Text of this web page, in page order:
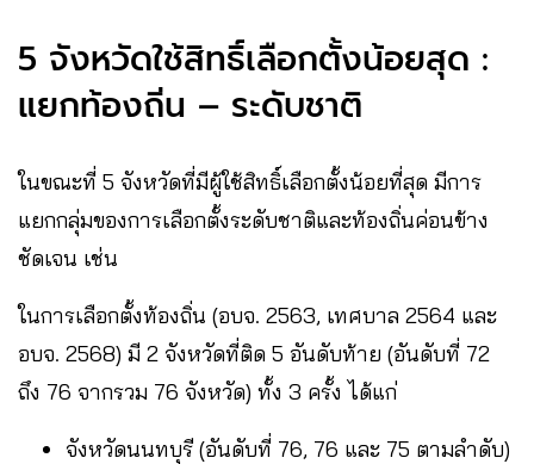
5 จังหวัดใช้สิทธิ์เลือกตั้งน้อยสุด :
แยกท้องถิ่น – ระดับชาติ
ในขณะที่ 5 จังหวัดที่มีผู้ใช้สิทธิ์เลือกตั้งน้อยที่สุด มีการ
แยกกลุ่มของการเลือกตั้งระดับชาติและท้องถิ่นค่อนข้าง
ชัดเจน เช่น
ในการเลือกตั้งท้องถิ่น (อบจ. 2563, เทศบาล 2564 และ
อบจ. 2568) มี 2 จังหวัดที่ติด 5 อันดับท้าย (อันดับที่ 72
ถึง 76 จากรวม 76 จังหวัด) ทั้ง 3 ครั้ง ได้แก่
จังหวัดนนทบุรี (อันดับที่ 76, 76 และ 75 ตามลำดับ)